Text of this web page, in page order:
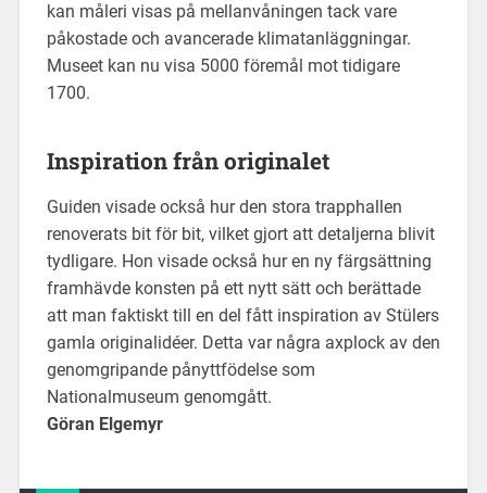
kan måleri visas på mellanvåningen tack vare
påkostade och avancerade klimatanläggningar.
Museet kan nu visa 5000 föremål mot tidigare
1700.
Inspiration från originalet
Guiden visade också hur den stora trapphallen
renoverats bit för bit, vilket gjort att detaljerna blivit
tydligare. Hon visade också hur en ny färgsättning
framhävde konsten på ett nytt sätt och berättade
att man faktiskt till en del fått inspiration av Stülers
gamla originalidéer. Detta var några axplock av den
genomgripande pånyttfödelse som
Nationalmuseum genomgått.
Göran Elgemyr